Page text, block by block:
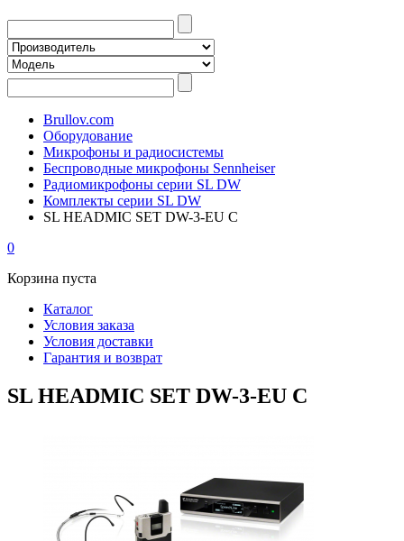
Brullov.com
Оборудование
Микрофоны и радиосистемы
Беспроводные микрофоны Sennheiser
Радиомикрофоны серии SL DW
Комплекты серии SL DW
SL HEADMIC SET DW-3-EU C
0
Корзина пуста
Каталог
Условия заказа
Условия доставки
Гарантия и возврат
SL HEADMIC SET DW-3-EU C